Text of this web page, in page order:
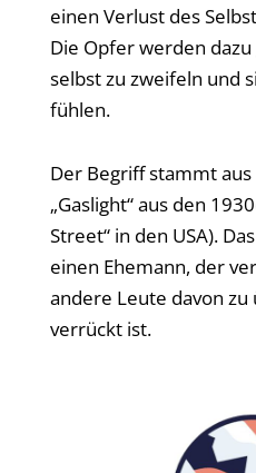
einen Verlust des
Die Opfer werden
selbst zu zweifeln und
fühlen.
Der Begriff stammt
„Gaslight“ aus den
Street“ in den USA).
einen Ehemann, der
andere Leute davon zu
verrückt ist.